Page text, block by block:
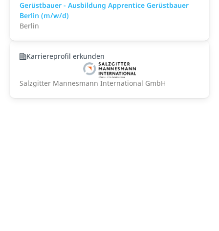
Gerüstbauer - Ausbildung Apprentice Gerüstbauer
Berlin (m/w/d)
Berlin
Karriereprofil erkunden
Salzgitter Mannesmann International GmbH